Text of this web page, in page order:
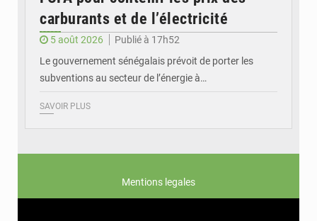
carburants et de l’électricité
5 août 2026
Publié à 17h52
Le gouvernement sénégalais prévoit de porter les
subventions au secteur de l’énergie à…
SAVOIR PLUS
Mentions legales